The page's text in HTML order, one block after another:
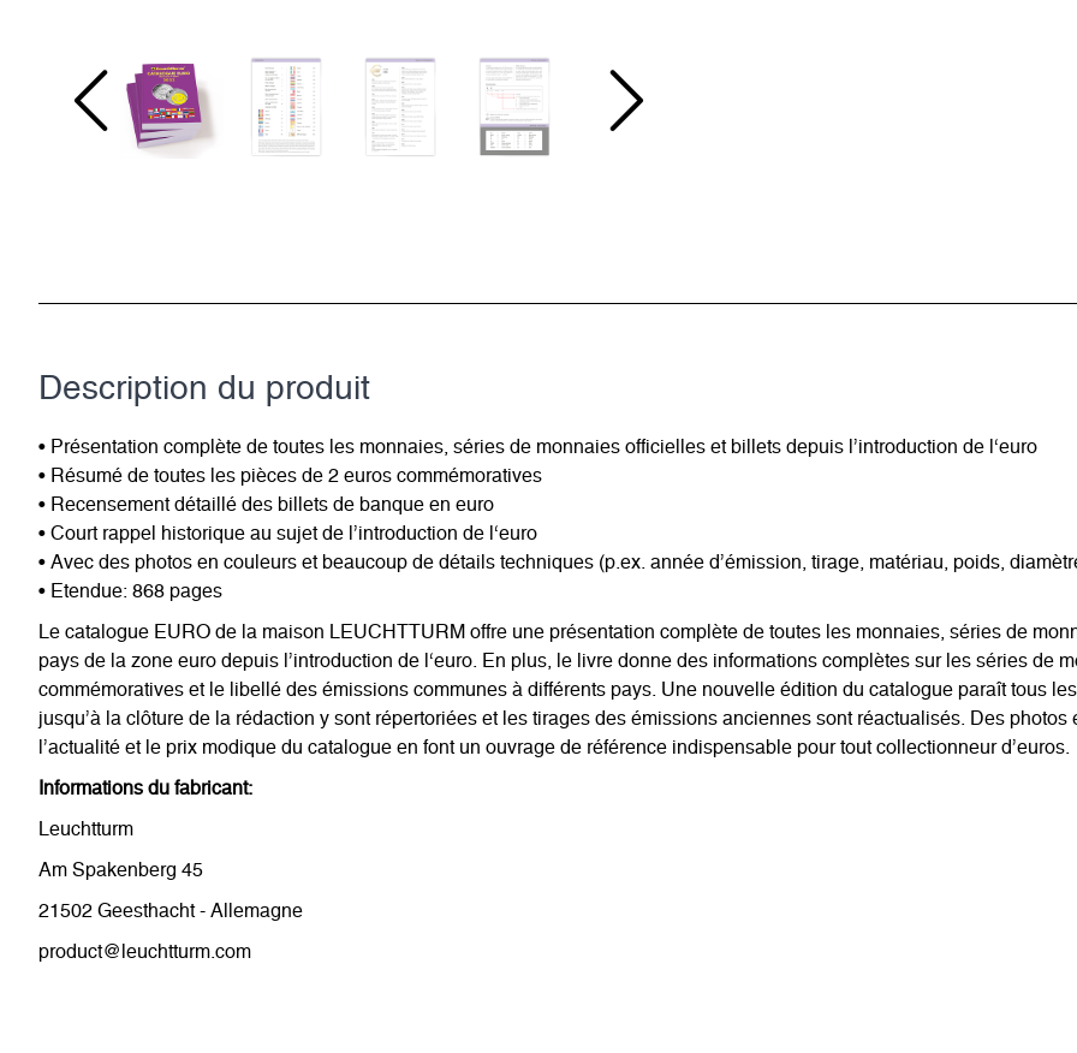
Description du­ produit
• Présentation complète de toutes les monnaies, séries de monnaies officielles et billets depuis l’introduction de l‘euro
• Résumé de toutes les pièces de 2 euros commémoratives
• Recensement détaillé des billets de banque en euro
• Court rappel historique au sujet de l’introduction de l‘euro
• Avec des photos en couleurs et beaucoup de détails techniques (p.ex. année d’émission, tirage, matériau, poids,
• Etendue: 868 pages
Le catalogue EURO de la maison LEUCHTTURM offre une présentation complète de toutes les monnaies, séries de
pays de la zone euro depuis l’introduction de l‘euro. En plus, le livre donne des informations complètes sur les séries de
commémoratives et le libellé des émissions communes à différents pays. Une nouvelle édition du catalogue paraît tous
jusqu’à la clôture de la rédaction y sont répertoriées et les tirages des émissions anciennes sont réactualisés. Des
l’actualité et le prix modique du catalogue en font un ouvrage de référence indispensable pour tout collectionneur d’euros.
Informations du fabricant:
Leuchtturm
Am Spakenberg 45
21502 Geesthacht - Allemagne
product@leuchtturm.com